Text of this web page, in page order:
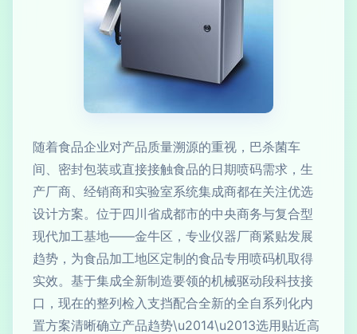
随着食品企业对产品质量溯源的重视，巴杀菌车
间、密封包装或直接接触食品的日期喷码需求，生
产厂商、经销商和实验室系统集成商都在关注优选
设计方案。位于四川省成都市的中央商务与复合型
现代加工基地——金牛区，专业仪器厂商紧贴发展
趋势，为食品加工地区定制的食品专用喷码机取得
实效。基于集成全新制造要领的机械驱动段科技接
口，现在的整列检入支挡配合全新的全自系列化内
置方案清晰确立产品趋势\u2014\u2013选用贴近高